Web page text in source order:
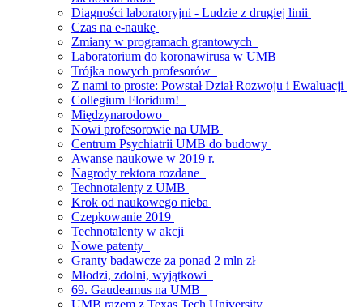
Diagności laboratoryjni - Ludzie z drugiej linii
Czas na e-naukę
Zmiany w programach grantowych
Laboratorium do koronawirusa w UMB
Trójka nowych profesorów
Z nami to proste: Powstał Dział Rozwoju i Ewaluacji
Collegium Floridum!
Międzynarodowo
Nowi profesorowie na UMB
Centrum Psychiatrii UMB do budowy
Awanse naukowe w 2019 r.
Nagrody rektora rozdane
Technotalenty z UMB
Krok od naukowego nieba
Czepkowanie 2019
Technotalenty w akcji
Nowe patenty
Granty badawcze za ponad 2 mln zł
Młodzi, zdolni, wyjątkowi
69. Gaudeamus na UMB
UMB razem z Texas Tech University